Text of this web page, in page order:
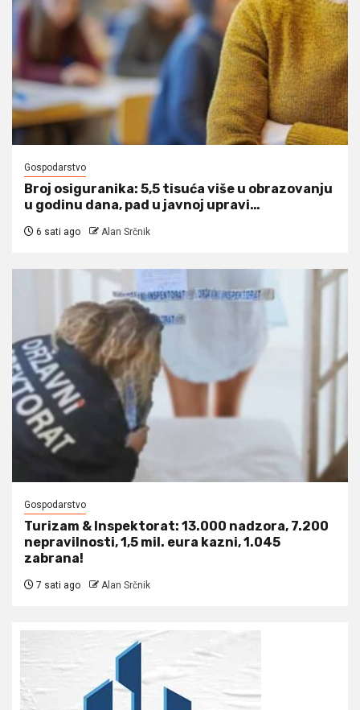
Gospodarstvo
Broj osiguranika: 5,5 tisuća više u obrazovanju
u godinu dana, pad u javnoj upravi…
6 sati ago Alan Srčnik
Gospodarstvo
Turizam & Inspektorat: 13.000 nadzora, 7.200
nepravilnosti, 1,5 mil. eura kazni, 1.045
zabrana!
7 sati ago Alan Srčnik